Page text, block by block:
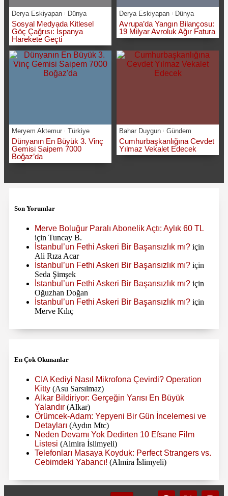
Derya Eskiyapan Dünya
Sosyal Medyada Kitlesel
Göç Çağrısı: İspanya
Harekete Geçti
Derya Eskiyapan Dünya
Avrupa’da Yangın Bilançosu:
19 Milyar Avroluk Ağır Fatura
Meryem Aktemur Türkiye
Dünyanın En Büyük 3. Vinç
Gemisi Saipem 7000
Boğaz’da
Bahar Duygun Gündem
Cumhurbaşkanlığına Cevdet
Yılmaz Vekalet Edecek
Son Yorumlar
Merve Boluğur Paralı Abonelik Açtı: Aylık 60 TL
için Tuncay B.
İstanbul’un Fethi Askeri Bir Başarısızlık mı? için
Ali Rıza Acar
İstanbul’un Fethi Askeri Bir Başarısızlık mı? için
Seda Şimşek
İstanbul’un Fethi Askeri Bir Başarısızlık mı? için
Oğuzhan Doğan
İstanbul’un Fethi Askeri Bir Başarısızlık mı? için
Merve Kılıç
En Çok Okunanlar
CIA Kediyi Nasıl Mikrofona Çevirdi? Operation
Kitty (Asu Sarsılmaz)
Alkar Bildiriyor: Gerçeğin Yarısı En Büyük
Yalandır (Alkar)
Örümcek-Adam: Yepyeni Bir Gün İncelemesi ve
Detayları (Aydın Mtc)
Neden Devamı Yok Dedirten 10 Efsane Film
Listesi (Almira İslimyeli)
Telefonları Masaya Koyduk: Perfect Strangers vs.
Cebimdeki Yabancı! (Almira İslimyeli)